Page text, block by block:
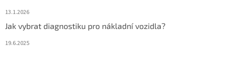
13.1.2026
Jak vybrat diagnostiku pro nákladní vozidla?
19.6.2025